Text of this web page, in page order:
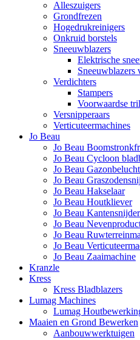
Alleszuigers
Grondfrezen
Hogedrukreinigers
Onkruid borstels
Sneeuwblazers
Elektrische
Sneeuwblazers
Verdichters
Stampers
Voorwaardse
Versnipperaars
Verticuteermachines
Jo Beau
Jo Beau
Jo Beau Cycloon
Jo Beau
Jo Beau
Jo Beau Hakselaar
Jo Beau Houtkliever
Jo Beau Kantensnijder
Jo Beau
Jo Beau
Jo Beau
Jo Beau Zaaimachine
Kranzle
Kress
Kress Bladblazers
Lumag Machines
Lumag
Maaien en Grond Bewerken
Aanbouwwerktuigen